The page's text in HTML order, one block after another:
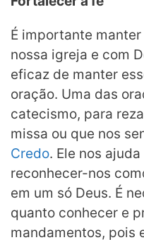
É importante
nossa igreja e com
eficaz de manter
oração. Uma das
catecismo, para
missa ou que nos
Credo. Ele nos
reconhecer-nos
em um só Deus. É
quanto conhecer e
mandamentos, pois